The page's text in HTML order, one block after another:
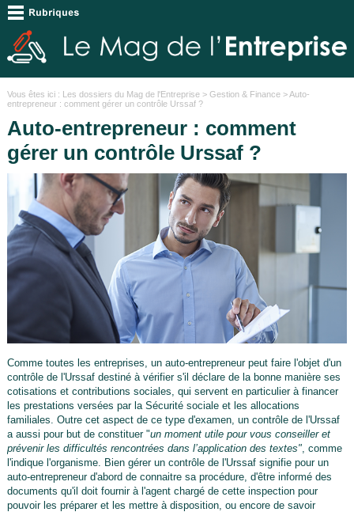
Vous êtes ici : Les dossiers du Mag de l'Entreprise> Gestion & Finance> Auto-
entrepreneur : comment gérer un contrôle Urssaf ?
Auto-entrepreneur : comment
gérer un contrôle Urssaf ?
Comme toutes les entreprises, un auto-entrepreneur peut faire l'objet d'un
contrôle de l'Urssaf destiné à vérifier s'il déclare de la bonne manière ses
cotisations et contributions sociales, qui servent en particulier à financer
les prestations versées par la Sécurité sociale et les allocations
familiales. Outre cet aspect de ce type d'examen, un contrôle de l'Urssaf
a aussi pour but de constituer "un moment utile pour vous conseiller et
prévenir les difficultés rencontrées dans l’application des textes", comme
l'indique l'organisme. Bien gérer un contrôle de l'Urssaf signifie pour un
auto-entrepreneur d'abord de connaitre sa procédure, d'être informé des
documents qu'il doit fournir à l'agent chargé de cette inspection pour
pouvoir les préparer et les mettre à disposition, ou encore de savoir